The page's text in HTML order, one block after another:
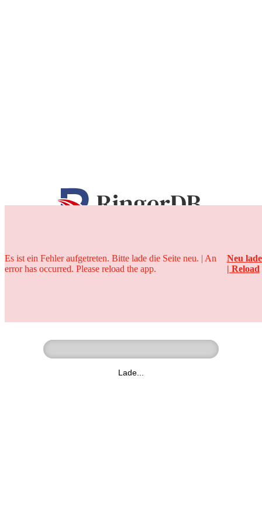
25 Jahre
Lade...
Es ist ein Fehler aufgetreten. Bitte lade die Seite neu. | An
error has occurred. Please reload the app.
Neu
| Reload